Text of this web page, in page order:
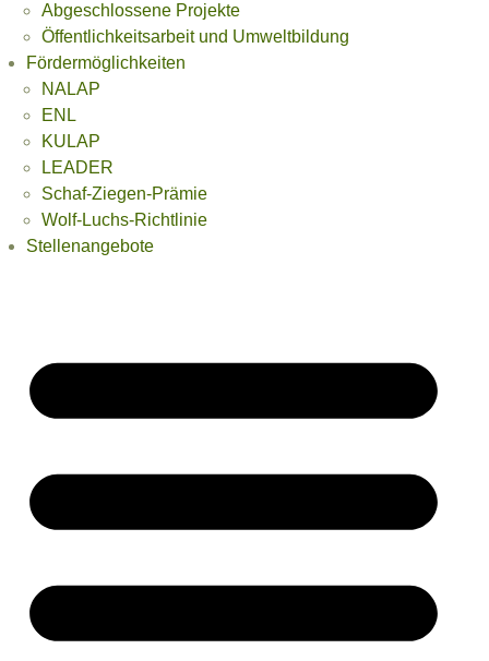
Abgeschlossene Projekte
Öffentlichkeitsarbeit und Umweltbildung
Fördermöglichkeiten
NALAP
ENL
KULAP
LEADER
Schaf-Ziegen-Prämie
Wolf-Luchs-Richtlinie
Stellenangebote